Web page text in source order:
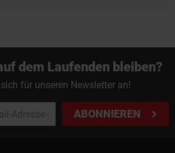
dem Laufenden bleiben?
für unseren Newsletter an!
ABONNIEREN